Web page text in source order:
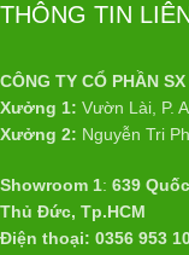
THÔNG TIN
CÔNG TY CỔ PHẦN
Xưởng 1: Vườn Lài, P.
Xưởng 2: Nguyễn Tri
Showroom 1: 639
Thủ Đức, Tp.HCM
Điện thoại: 0356 953